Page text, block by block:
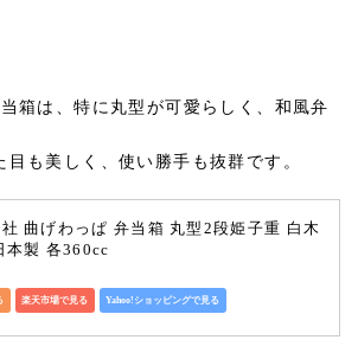
箱は、特に丸型が可愛らしく、和風弁
目も美しく、使い勝手も抜群です。
曲げわっぱ 弁当箱 丸型2段姫子重 白木
本製 各360cc
楽天市場で見る Yahoo!ショッピングで見る